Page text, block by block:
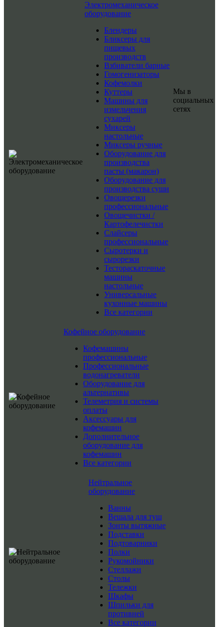
Электромеханическое
оборудование
Блендеры
Бликсеры для
пищевых
производств
Взбиватели барные
Гомогенизаторы
Кофемолки
Куттеры
Машины для
измельчения
сухарей
Миксеры
настольные
Миксеры ручные
Оборудование для
производства
пасты (макарон)
Оборудование для
производства суши
Овощерезки
профессиональные
Овощечистки /
Картофелечистки
Слайсеры
профессиональные
Сыротерки и
сырорезки
Тестораскаточные
машины
настольные
Универсальные
кухонные машины
Все категории
Кофейное оборудование
Кофемашины
профессиональные
Профессиональные
водонагреватели
Оборудование для
альтернативы
Телеметрия и системы
оплаты
Аксессуары для
кофемашин
Дополнительное
оборудование для
кофемашин
Все категории
Нейтральное
оборудование
Ванны
Вешала для туш
Зонты вытяжные
Подставки
Подтоварники
Полки
Рукомойники
Стеллажи
Столы
Тележки
Шкафы
Шпильки для
противней
Все категории
Мы в
социальных
сетях